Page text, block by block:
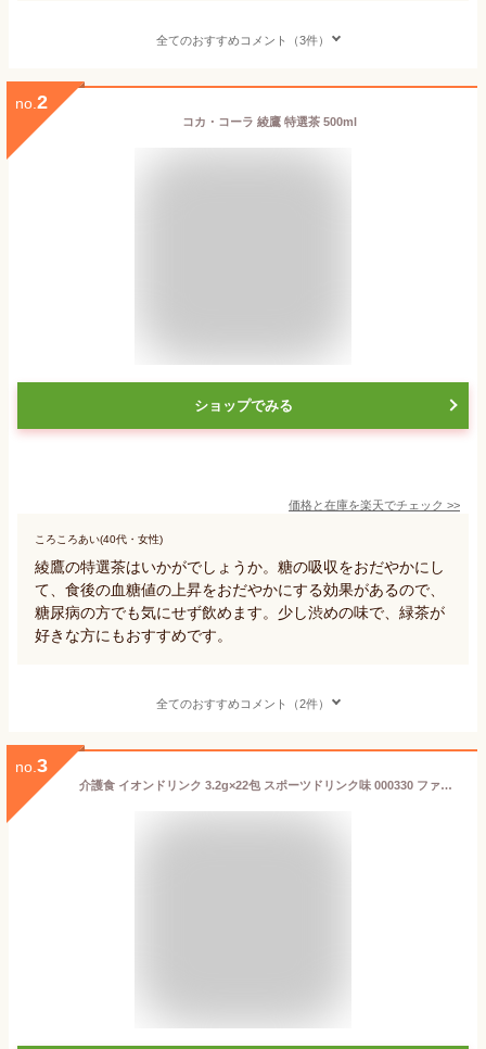
全てのおすすめコメント（3件）
no. 2
コカ・コーラ 綾鷹 特選茶 500ml
ショップでみる
価格と在庫を楽天でチェック >>
ころころあい(40代・女性)
綾鷹の特選茶はいかがでしょうか。糖の吸収をおだやかにし
て、食後の血糖値の上昇をおだやかにする効果があるので、
糖尿病の方でも気にせず飲めます。少し渋めの味で、緑茶が
好きな方にもおすすめです。
全てのおすすめコメント（2件）
no. 3
介護食 イオンドリンク 3.2g×22包 スポーツドリンク味 000330 ファイン 粉末 スティック 水分補給 介護用品 低糖質ダイエット カロリーオフ 低カロリー 糖質制限 糖尿病 高血圧 スポーツドリンク スポドリ 砂糖 脂質 保存料 着色料 ゼロ 水分補給 運動 お風呂上がり ボトル